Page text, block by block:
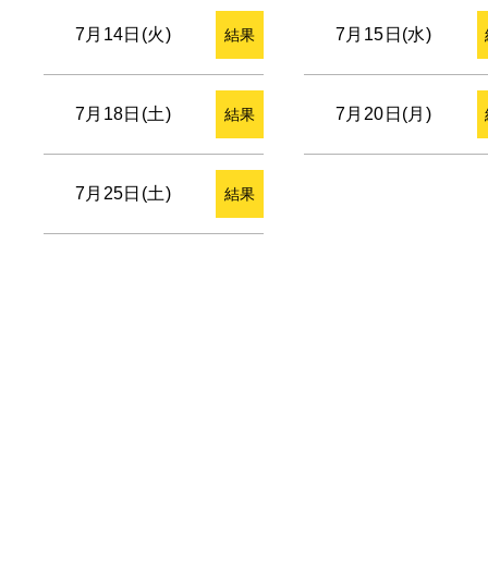
7月14日(火) 結果 7月15日(水)
7月18日(土) 結果 7月20日(月)
7月25日(土) 結果